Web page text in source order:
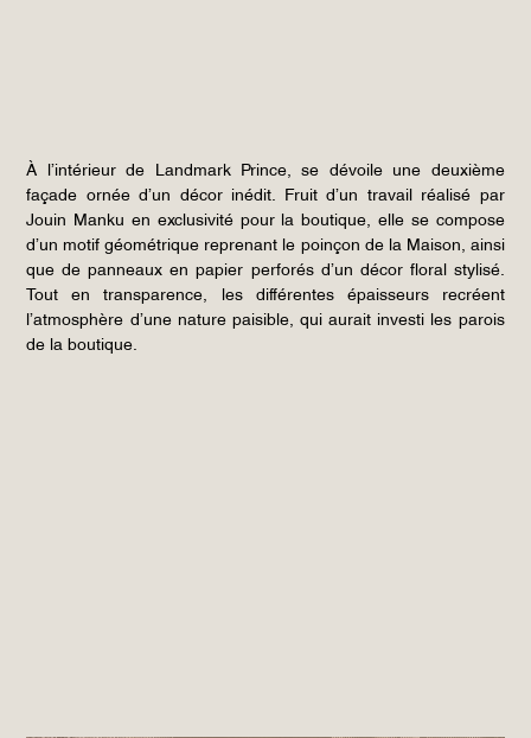
À l’intérieur de Landmark Prince, se dévoile une deuxième
façade ornée d’un décor inédit. Fruit d’un travail réalisé par
Jouin Manku en exclusivité pour la boutique, elle se compose
d’un motif géométrique reprenant le poinçon de la Maison, ainsi
que de panneaux en papier perforés d’un décor floral stylisé.
Tout en transparence, les différentes épaisseurs recréent
l’atmosphère d’une nature paisible, qui aurait investi les parois
de la boutique.